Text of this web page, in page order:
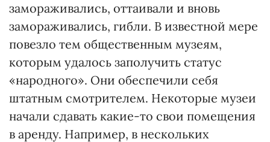
замораживались, оттаивали и вновь
замораживались, гибли. В известной мере
повезло тем общественным музеям,
которым удалось заполучить статус
«народного». Они обеспечили себя
штатным смотрителем. Некоторые музеи
начали сдавать какие-то свои помещения
в аренду. Например, в нескольких